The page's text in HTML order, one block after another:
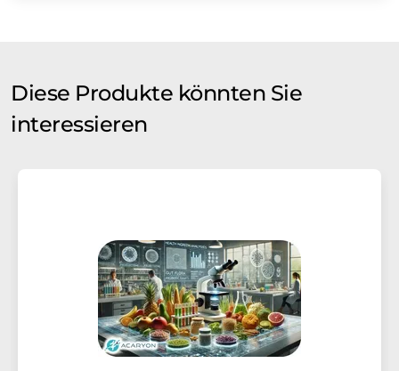
Diese Produkte könnten Sie
interessieren